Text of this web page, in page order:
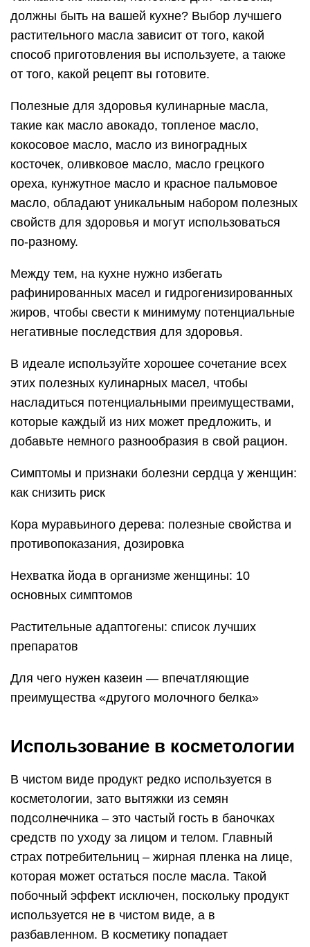
должны быть на вашей кухне? Выбор лучшего
растительного масла зависит от того, какой
способ приготовления вы используете, а также
от того, какой рецепт вы готовите.
Полезные для здоровья кулинарные масла,
такие как масло авокадо, топленое масло,
кокосовое масло, масло из виноградных
косточек, оливковое масло, масло грецкого
ореха, кунжутное масло и красное пальмовое
масло, обладают уникальным набором полезных
свойств для здоровья и могут использоваться
по-разному.
Между тем, на кухне нужно избегать
рафинированных масел и гидрогенизированных
жиров, чтобы свести к минимуму потенциальные
негативные последствия для здоровья.
В идеале используйте хорошее сочетание всех
этих полезных кулинарных масел, чтобы
насладиться потенциальными преимуществами,
которые каждый из них может предложить, и
добавьте немного разнообразия в свой рацион.
Симптомы и признаки болезни сердца у женщин:
как снизить риск
Кора муравьиного дерева: полезные свойства и
противопоказания, дозировка
Нехватка йода в организме женщины: 10
основных симптомов
Растительные адаптогены: список лучших
препаратов
Для чего нужен казеин — впечатляющие
преимущества «другого молочного белка»
Использование в косметологии
В чистом виде продукт редко используется в
косметологии, зато вытяжки из семян
подсолнечника – это частый гость в баночках
средств по уходу за лицом и телом. Главный
страх потребительниц – жирная пленка на лице,
которая может остаться после масла. Такой
побочный эффект исключен, поскольку продукт
используется не в чистом виде, а в
разбавленном. В косметику попадает